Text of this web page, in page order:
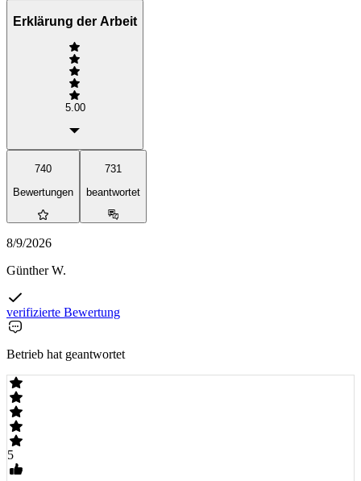
Erklärung der Arbeit
5.00
740
Bewertungen
731
beantwortet
8/9/2026
Günther W.
verifizierte Bewertung
Betrieb hat geantwortet
5